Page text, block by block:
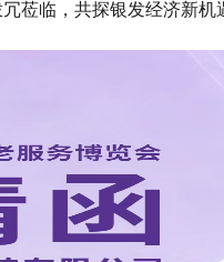
莅临，共探银发经济新机